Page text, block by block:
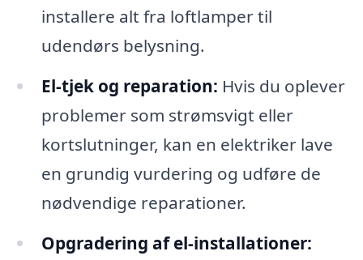
installere alt fra loftlamper til
udendørs belysning.
El-tjek og reparation: Hvis du oplever
problemer som strømsvigt eller
kortslutninger, kan en elektriker lave
en grundig vurdering og udføre de
nødvendige reparationer.
Opgradering af el-installationer: